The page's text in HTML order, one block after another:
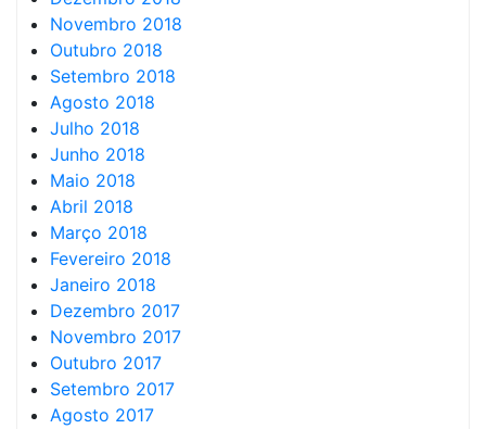
Novembro 2018
Outubro 2018
Setembro 2018
Agosto 2018
Julho 2018
Junho 2018
Maio 2018
Abril 2018
Março 2018
Fevereiro 2018
Janeiro 2018
Dezembro 2017
Novembro 2017
Outubro 2017
Setembro 2017
Agosto 2017